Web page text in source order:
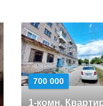
700 000
1-комн.